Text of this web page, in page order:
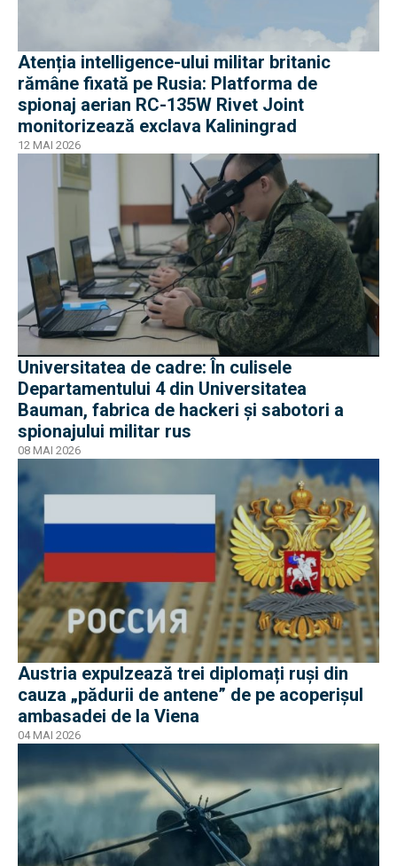
Atenția intelligence-ului militar britanic
rămâne fixată pe Rusia: Platforma de
spionaj aerian RC-135W Rivet Joint
monitorizează exclava Kaliningrad
12 MAI 2026
Universitatea de cadre: În culisele
Departamentului 4 din Universitatea
Bauman, fabrica de hackeri și sabotori a
spionajului militar rus
08 MAI 2026
Austria expulzează trei diplomați ruși din
cauza „pădurii de antene” de pe acoperișul
ambasadei de la Viena
04 MAI 2026